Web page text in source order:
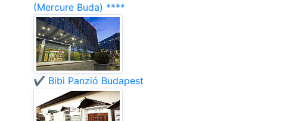
(Mercure Buda) ****
✔️ Bibi Panzió Budapest